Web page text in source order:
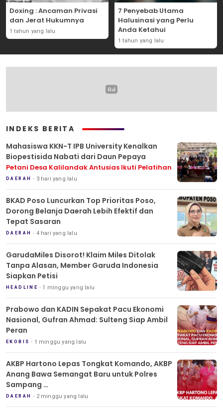
Doxing : Ancaman Privasi
dan Jerat Hukumnya
1 tahun yang lalu
7 Penyebab Utama
Halusinasi yang Perlu
Anda Ketahui
1 tahun yang lalu
INDEKS BERITA
Mahasiswa KKN-T IPB University Kenalkan
Biopestisida Nabati dari Daun Pepaya
Petani Desa Kalilandak Antusias Ikuti Pelatihan
DAERAH 3 hari yang lalu
BKAD Poso Luncurkan Top Prioritas Poso,
Dorong Belanja Daerah Lebih Efektif dan
Tepat Sasaran
DAERAH 4 hari yang lalu
GarudaMiles Disorot! Klaim Miles Ditolak
Tanpa Alasan, Member Garuda Indonesia
Siapkan Petisi
HEADLINE 1 minggu yang lalu
Prabowo dan KADIN Sepakat Pacu Ekonomi
Nasional, Gufran Ahmad: Sulteng Siap Ambil
Peran
EKOBIS 1 minggu yang lalu
AKBP Hartono Lepas Tongkat Komando, AKBP
Anang Bawa Semangat Baru untuk Polres
Sampang
Tradisi Pedang Pora Iringi Sertijab Kapolres
Sampang
DAERAH 2 minggu yang lalu